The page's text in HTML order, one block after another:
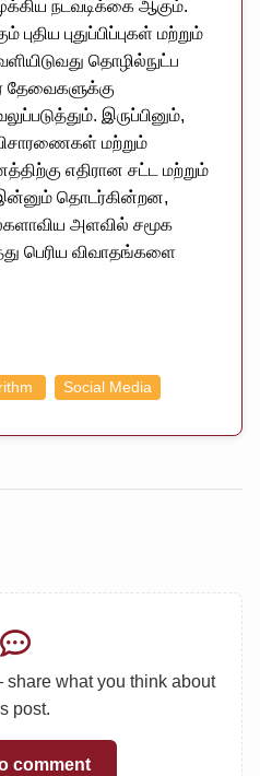
நடவடிக்கை ஆகும்.
புதுப்பிப்புகள் மற்றும்
தொழில்நுட்ப
தேவைகளுக்கு
இருப்பினும்,
மற்றும்
எதிரான சட்ட மற்றும்
தொடர்கின்றன,
அளவில் சமூக
பெரிய விவாதங்களை
Social Media
what you think about
post.
comment